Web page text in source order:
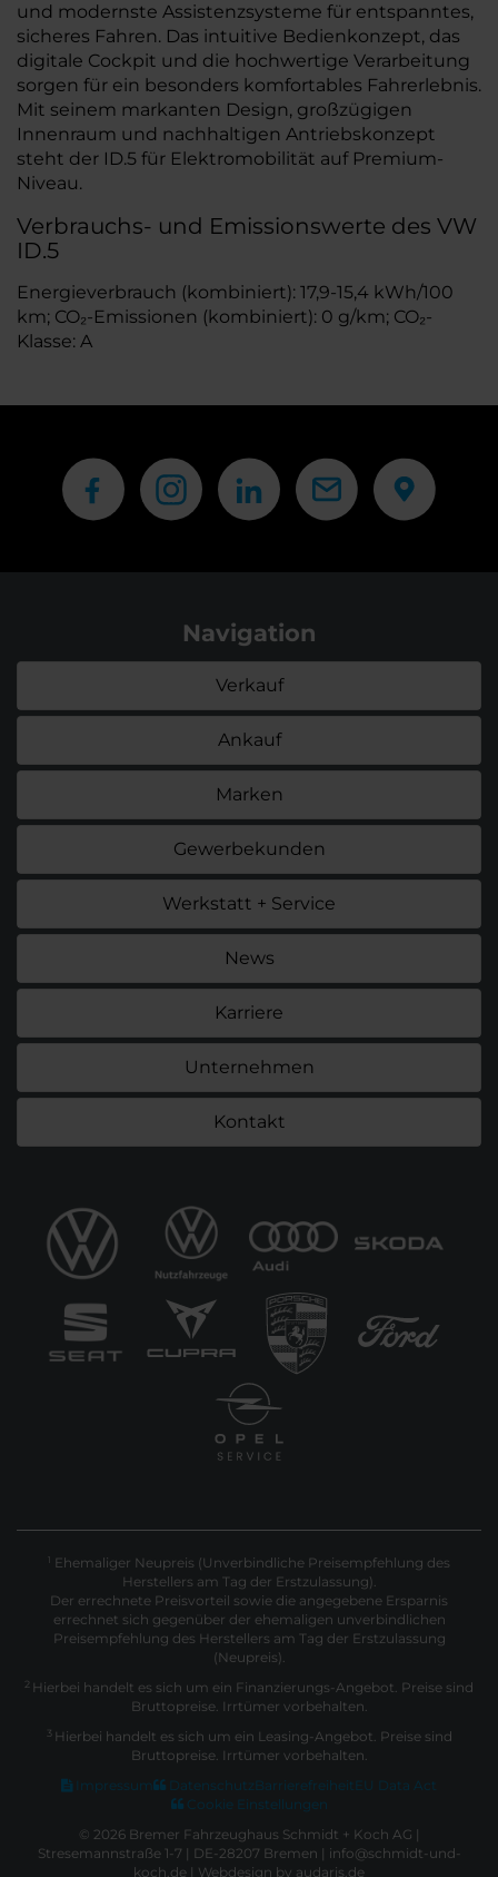
und modernste Assistenzsysteme für entspanntes,
sicheres Fahren. Das intuitive Bedienkonzept, das
digitale Cockpit und die hochwertige Verarbeitung
sorgen für ein besonders komfortables Fahrerlebnis.
Mit seinem markanten Design, großzügigen
Innenraum und nachhaltigen Antriebskonzept
steht der ID.5 für Elektromobilität auf Premium-
Niveau.
Verbrauchs- und Emissionswerte des VW
ID.5
Energieverbrauch (kombiniert): 17,9-15,4 kWh/100
km; CO₂-Emissionen (kombiniert): 0 g/km; CO₂-
Klasse: A
Navigation
Verkauf
Ankauf
Marken
Gewerbekunden
Werkstatt + Service
News
Karriere
Unternehmen
Kontakt
1 Ehemaliger Neupreis (Unverbindliche Preisempfehlung des
Herstellers am Tag der Erstzulassung).
Der errechnete Preisvorteil sowie die angegebene Ersparnis
errechnet sich gegenüber der ehemaligen unverbindlichen
Preisempfehlung des Herstellers am Tag der Erstzulassung
(Neupreis).
2 Hierbei handelt es sich um ein Finanzierungs-Angebot. Preise sind
Bruttopreise. Irrtümer vorbehalten.
3 Hierbei handelt es sich um ein Leasing-Angebot. Preise sind
Bruttopreise. Irrtümer vorbehalten.
Impressum
Datenschutz Barrierefreiheit EU Data Act
Cookie Einstellungen
© 2026 Bremer Fahrzeughaus Schmidt + Koch AG |
Stresemannstraße 1-7 | DE-28207 Bremen | info@schmidt-und-
koch.de | Webdesign by audaris.de